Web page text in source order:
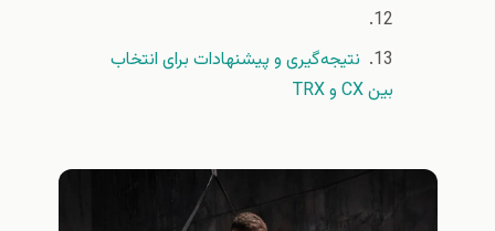
نتیجه‌گیری و پیشنهادات برای انتخاب
بین CX و TRX